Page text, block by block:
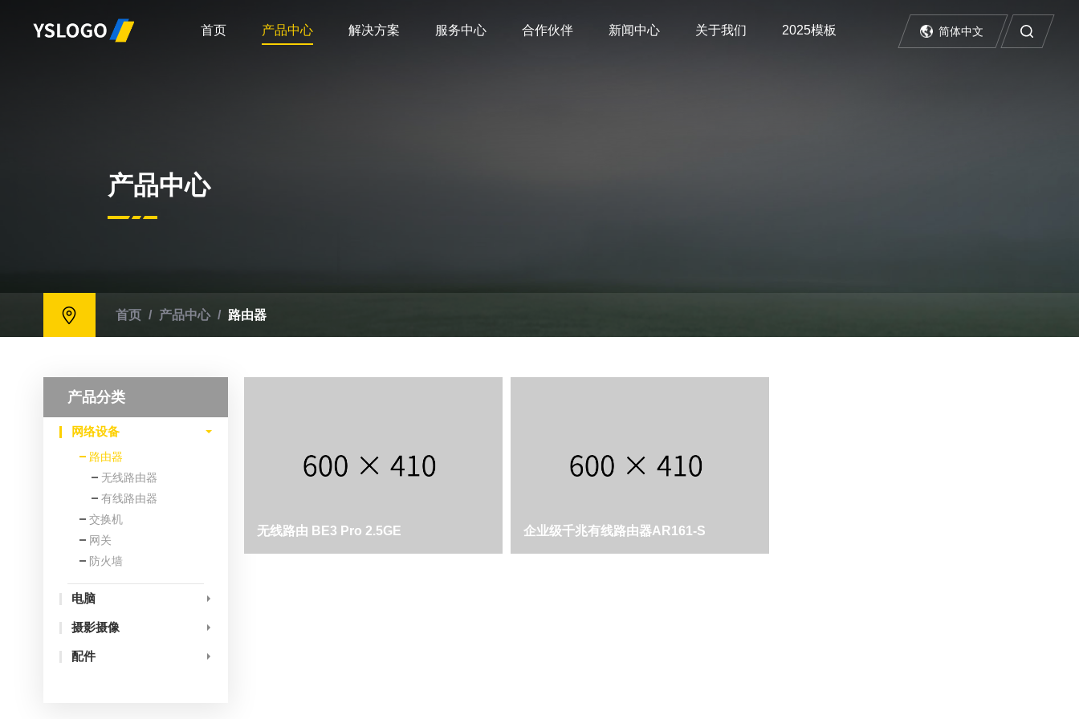
首页 产品中心 解决方案 服务中心 合作伙伴 新闻中心 关于我们 2025模板 简体中文
产品中心
首页 / 产品中心 / 路由器
产品分类
网络设备
路由器
无线路由器
有线路由器
交换机
网关
防火墙
电脑
摄影摄像
配件
无线路由 BE3 Pro 2.5GE 企业级千兆有线路由器AR161-S